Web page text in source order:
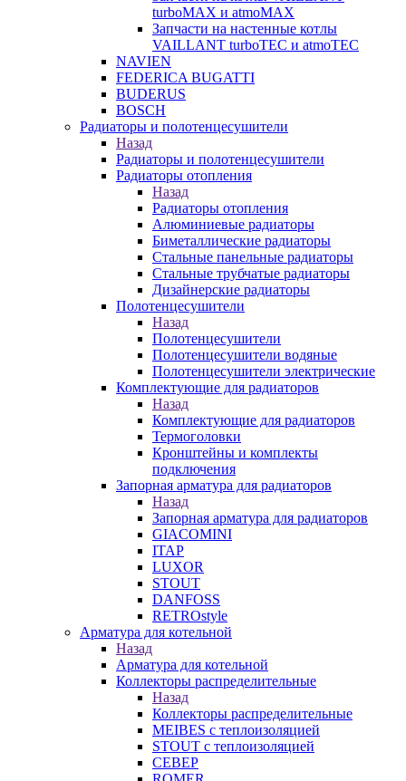
turboMAX и atmoMAX
Запчасти на настенные котлы
VAILLANT turboTEC и atmoTEC
NAVIEN
FEDERICA BUGATTI
BUDERUS
BOSCH
Радиаторы и полотенцесушители
Назад
Радиаторы и полотенцесушители
Радиаторы отопления
Назад
Радиаторы отопления
Алюминиевые радиаторы
Биметаллические радиаторы
Стальные панельные радиаторы
Стальные трубчатые радиаторы
Дизайнерские радиаторы
Полотенцесушители
Назад
Полотенцесушители
Полотенцесушители водяные
Полотенцесушители электрические
Комплектующие для радиаторов
Назад
Комплектующие для радиаторов
Термоголовки
Кронштейны и комплекты
подключения
Запорная арматура для радиаторов
Назад
Запорная арматура для радиаторов
GIACOMINI
ITAP
LUXOR
STOUT
DANFOSS
RETROstyle
Арматура для котельной
Назад
Арматура для котельной
Коллекторы распределительные
Назад
Коллекторы распределительные
MEIBES с теплоизоляцией
STOUT с теплоизоляцией
СЕВЕР